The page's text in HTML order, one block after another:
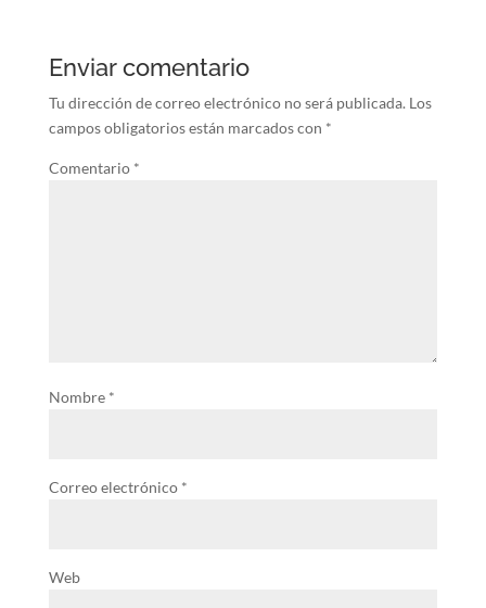
Enviar comentario
Tu dirección de correo electrónico no será publicada. Los
campos obligatorios están marcados con *
Comentario *
Nombre *
Correo electrónico *
Web